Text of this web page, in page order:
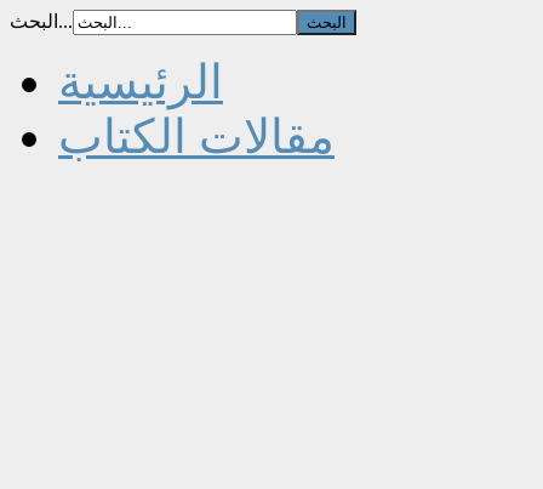
البحث...
الرئيسية
مقالات الكتاب